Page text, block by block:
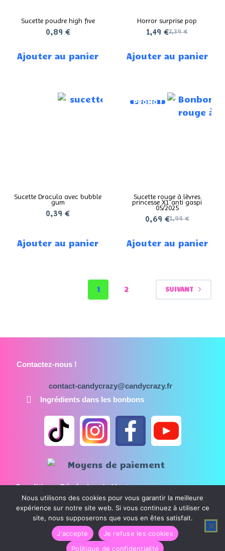
Sucette poudre high five
0,89 €
Ajouter au panier
Horror surprise pop
2,39€
1,49 €
Ajouter au panier
Sucette Dracula avec bubble
gum
0,39€
Ajouter au panier
PROMO !
Sucette rouge à lèvres
princesse X1 anti gaspi
05/2025
1,99€
0,69 €
Ajouter au panier
1 2 SUIVANT
Contactez-nous !
contact-candycrazy@candycrazy.fr
Ingrédients dans les bonbons
Conditions Générales de Vente
Mentions légales
Politique de confidentialité
CandyCrazy © Tous droits réservés
Nous utilisons des cookies pour vous garantir la meilleure
expérience sur notre site web. Si vous continuez à utiliser ce
site, nous supposerons que vous en êtes satisfait.
J'accepte
Je refuse les cookies
Politique de confidentialité